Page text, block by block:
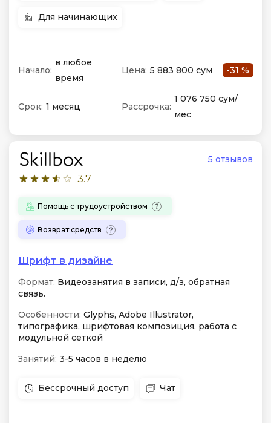
Для начинающих
Начало:
в любое
время
Цена: 5 883 800 сум -31 %
Срок: 1 месяц Рассрочка:
1 076 750 сум/
мес
3.7
5 отзывов
Помощь с трудоустройством
Возврат средств
Шрифт в дизайне
Формат: Видеозанятия в записи, д/з, обратная
связь.
Особенности: Glyphs, Adobe Illustrator,
типографика, шрифтовая композиция, работа с
модульной сеткой
Занятий: 3-5 часов в неделю
Бессрочный доступ Чат